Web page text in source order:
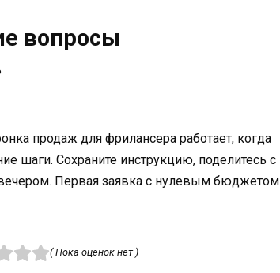
вопросы
продаж для фрилансера работает, когда
шаги. Сохраните инструкцию, поделитесь с
вечером. Первая заявка с нулевым бюджетом
( Пока оценок нет )